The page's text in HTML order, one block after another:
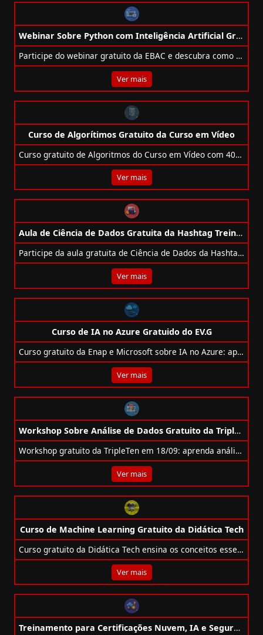
Webinar Sobre Python com Inteligência Artificial Gratuito da Ebac
Participe do webinar gratuito da EBAC e descubra como o Python pode transformar sua carreira na tecnologia!
Ver mais
Curso de Algorítimos Gratuito da Curso em Vídeo
Curso gratuito de Algoritmos do Curso em Vídeo com 40h e 16 aulas. Ideal para iniciantes em programação. Certificado opcional e pago.
Ver mais
Aula de Ciência de Dados Gratuita da Hashtag Treinamentos
Participe da aula gratuita de Ciência de Dados da Hashtag Treinamentos e descubra como alavancar sua carreira com IA e Machine Learning.
Ver mais
Curso de IA no Azure Gratuido do EV.G
Curso gratuito da Enap e Microsoft sobre IA no Azure: aprenda fundamentos de IA e machine learning com certificado em 4h!
Ver mais
Workshop Sobre Análise de Dados Gratuito da TripleTen
Workshop gratuito da TripleTen em 18/09: aprenda análise de dados, resolva tarefa prática e ganhe certificado + bônus exclusivo.
Ver mais
Curso de Machine Learning Gratuito da Didática Tech
Curso gratuito da Didática Tech ensina os conceitos essenciais de Machine Learning online, com certificado e aulas em vídeo.
Ver mais
Treinamento para Certificações Nuvem, IA e Segurança Gratuitos da Microsoft